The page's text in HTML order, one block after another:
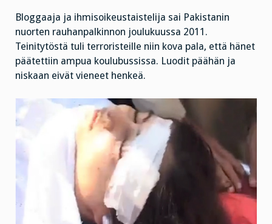
Bloggaaja ja ihmisoikeustaistelija sai Pakistanin
nuorten rauhanpalkinnon joulukuussa 2011.
Teinitytöstä tuli terroristeille niin kova pala, että hänet
päätettiin ampua koulubussissa. Luodit päähän ja
niskaan eivät vieneet henkeä.